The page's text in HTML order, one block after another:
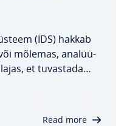
(IDS) hakkab
mõlemas, ana­lüü­
et tuvastada
Read more